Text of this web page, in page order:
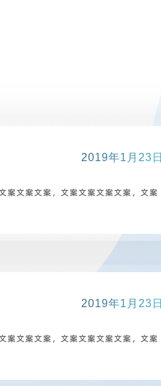
2019年1月23
案文案文案，文案文案文案文案，文案
2019年1月23
案文案文案，文案文案文案文案，文案